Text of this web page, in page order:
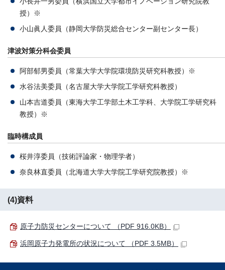
授）※
小山眞人委員（静岡大学防災総合センター副センター長）
津波対策分科会委員
阿部郁男委員（常葉大学大学院環境防災研究科教授）※
水谷法美委員（名古屋大学大学院工学研究科教授）
山本吉道委員（東海大学工学部土木工学科、大学院工学研究科
教授）※
臨時構成員
桜井淳委員（技術評論家・物理学者）
奈良林直委員（北海道大学大学院工学研究院教授）※
(4)資料
原子力防災センターについて （PDF 916.0KB）
浜岡原子力発電所の状況について （PDF 3.5MB）